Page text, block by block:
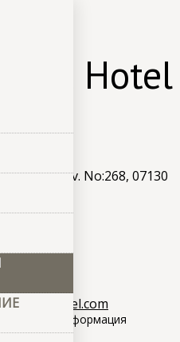
Port
Akdeniz Blv. No:268, 07130
Antalya
и информация